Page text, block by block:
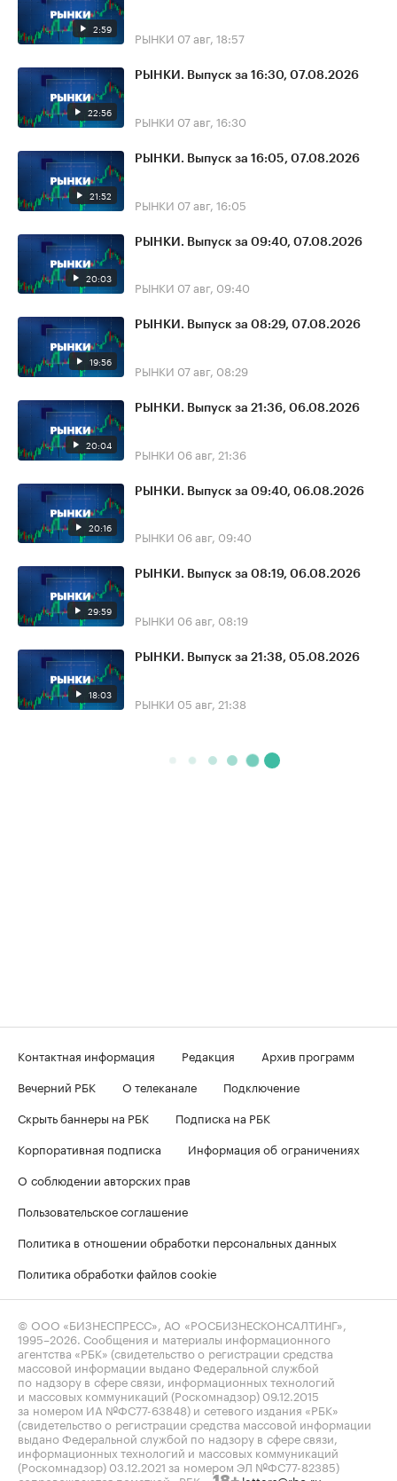
2:59 РЫНКИ 07 авг, 18:57
22:56
РЫНКИ. Выпуск за 16:30, 07.08.2026
РЫНКИ 07 авг, 16:30
21:52
РЫНКИ. Выпуск за 16:05, 07.08.2026
РЫНКИ 07 авг, 16:05
20:03
РЫНКИ. Выпуск за 09:40, 07.08.2026
РЫНКИ 07 авг, 09:40
19:56
РЫНКИ. Выпуск за 08:29, 07.08.2026
РЫНКИ 07 авг, 08:29
20:04
РЫНКИ. Выпуск за 21:36, 06.08.2026
РЫНКИ 06 авг, 21:36
20:16
РЫНКИ. Выпуск за 09:40, 06.08.2026
РЫНКИ 06 авг, 09:40
29:59
РЫНКИ. Выпуск за 08:19, 06.08.2026
РЫНКИ 06 авг, 08:19
18:03
РЫНКИ. Выпуск за 21:38, 05.08.2026
РЫНКИ 05 авг, 21:38
Контактная информация Редакция
Архив программ
Вечерний РБК
О телеканале
Подключение
Скрыть баннеры на РБК
Подписка на РБК
Корпоративная подписка
Информация об ограничениях
О соблюдении авторских прав
Пользовательское соглашение
Политика в отношении обработки персональных данных
Политика обработки файлов cookie
© ООО «БИЗНЕСПРЕСС», АО «РОСБИЗНЕСКОНСАЛТИНГ»,
1995–2026 . Сообщения и материалы информационного
агентства «РБК» (свидетельство о регистрации средства
массовой информации выдано Федеральной службой
по надзору в сфере связи, информационных технологий
и массовых коммуникаций (Роскомнадзор) 09.12.2015
за номером ИА №ФС77-63848) и сетевого издания «РБК»
(свидетельство о регистрации средства массовой информации
выдано Федеральной службой по надзору в сфере связи,
информационных технологий и массовых коммуникаций
(Роскомнадзор) 03.12.2021 за номером ЭЛ №ФС77-82385)